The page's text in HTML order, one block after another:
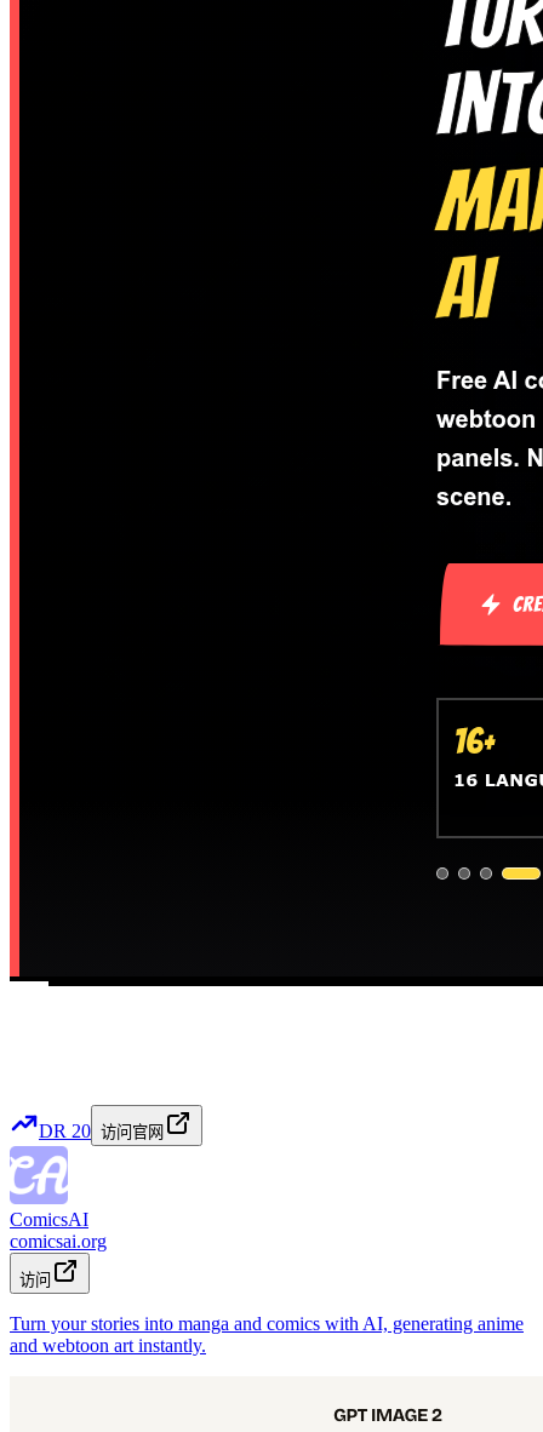
DR 20 访问官网
ComicsAI
comicsai.org
访问
Turn your stories into manga and comics with AI, generating anime
and webtoon art instantly.